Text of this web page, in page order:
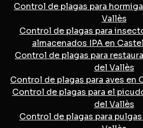
Control de plagas para
Vallès
Control de plagas para
almacenados IPA en
Control de plagas para
del Vallès
Control de plagas para aves en
Control de plagas para el
del Vallès
Control de plagas para